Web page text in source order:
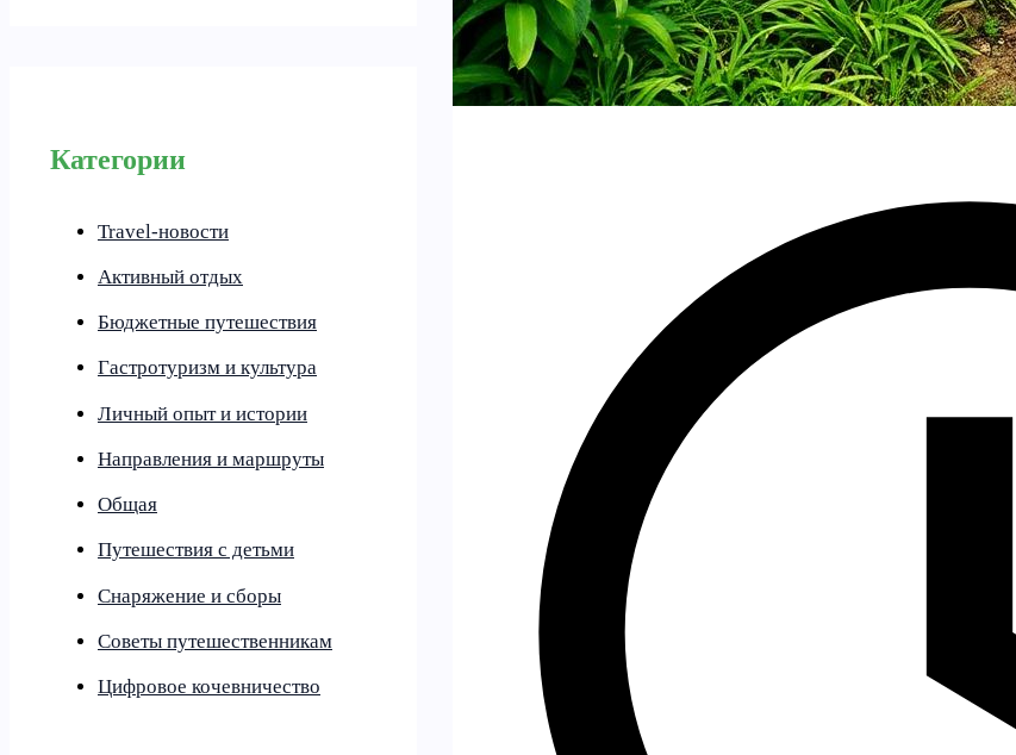
Категории
Travel-новости
Активный отдых
Бюджетные путешествия
Гастротуризм и культура
Личный опыт и истории
Направления и маршруты
Общая
Путешествия с детьми
Снаряжение и сборы
Советы путешественникам
Цифровое кочевничество